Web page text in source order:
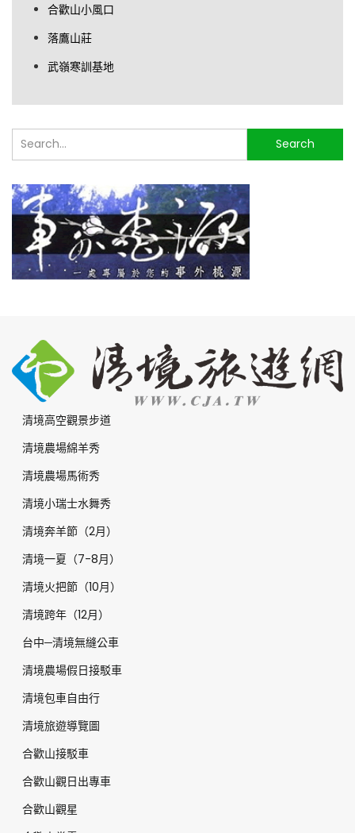
合歡山小風口
落鷹山莊
武嶺寒訓基地
搜
尋...
Search
清境高空觀景步道
清境農場綿羊秀
清境農場馬術秀
清境小瑞士水舞秀
清境奔羊節（2月）
清境一夏（7-8月）
清境火把節（10月）
清境跨年（12月）
台中─清境無縫公車
清境農場假日接駁車
清境包車自由行
清境旅遊導覽圖
合歡山接駁車
合歡山觀日出專車
合歡山觀星